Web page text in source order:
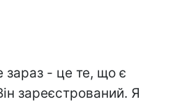
- це те, що є
зареєстрований. Я